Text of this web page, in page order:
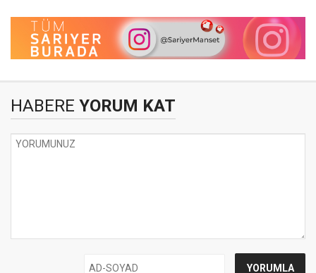
HABERE YORUM KAT